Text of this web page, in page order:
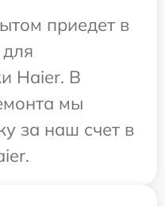
приедет в
Haier. В
мы
за наш счет в